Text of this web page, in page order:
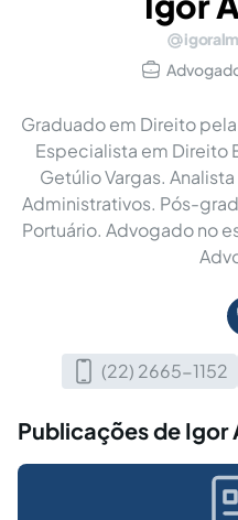
Graduado em Direito
Especialista em Direito
Getúlio Vargas.
Administrativos. Pós-
Portuário. Advogado no
(22) 2665-1152
Publicações de Igor